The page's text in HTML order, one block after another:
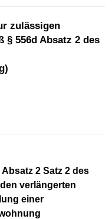
zulässigen
§ 556d Absatz 2 des
2 Satz 2 des
verlängerten
einer